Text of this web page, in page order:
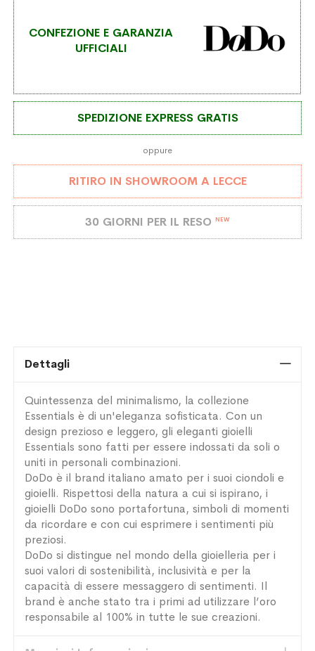
CONFEZIONE E GARANZIA
UFFICIALI
SPEDIZIONE EXPRESS GRATIS
oppure
RITIRO IN SHOWROOM A LECCE
30 GIORNI PER IL RESO NEW
Dettagli
Quintessenza del minimalismo, la collezione
Essentials è di un'eleganza sofisticata. Con un
design prezioso e leggero, gli eleganti gioielli
Essentials sono fatti per essere indossati da soli o
uniti in personali combinazioni.
DoDo è il brand italiano amato per i suoi ciondoli e
gioielli. Rispettosi della natura a cui si ispirano, i
gioielli DoDo sono portafortuna, simboli di momenti
da ricordare e con cui esprimere i sentimenti più
preziosi.
DoDo si distingue nel mondo della gioielleria per i
suoi valori di sostenibilità, inclusività e per la
capacità di essere messaggero di sentimenti. Il
brand è anche stato tra i primi ad utilizzare l’oro
responsabile al 100% in tutte le sue creazioni.